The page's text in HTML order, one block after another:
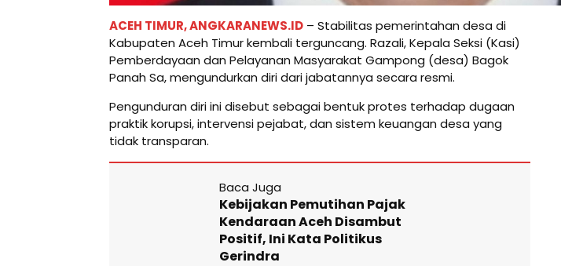
ACEH TIMUR, ANGKARANEWS.ID – Stabilitas pemerintahan desa di
Kabupaten Aceh Timur kembali terguncang. Razali, Kepala Seksi (Kasi)
Pemberdayaan dan Pelayanan Masyarakat Gampong (desa) Bagok
Panah Sa, mengundurkan diri dari jabatannya secara resmi.
Pengunduran diri ini disebut sebagai bentuk protes terhadap dugaan
praktik korupsi, intervensi pejabat, dan sistem keuangan desa yang
tidak transparan.
Baca Juga
Kebijakan Pemutihan Pajak
Kendaraan Aceh Disambut
Positif, Ini Kata Politikus
Gerindra